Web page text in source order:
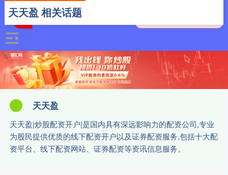
天天盈
天天盈|炒股配资开户|是国内具有深远影响力的配资公司,专业
为股民提供优质的线下配资开户以及证券配资服务,包括十大配
资平台、线下配资网站、证券配资等资讯信息服务。
天天盈 相关话题